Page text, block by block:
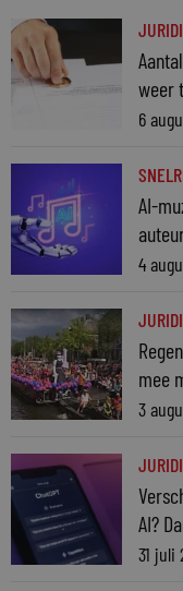
weer
6
AI-
4
mee
3
AI?
31 juli